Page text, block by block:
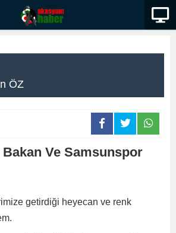
ÖZ
Ve Samsunspor
getirdiği heyecan ve renk